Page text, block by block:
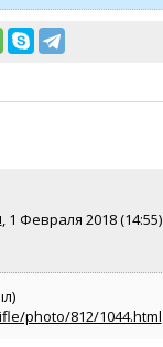
, 1 Февраля 2018 (14:55)
photo/812/1044.html